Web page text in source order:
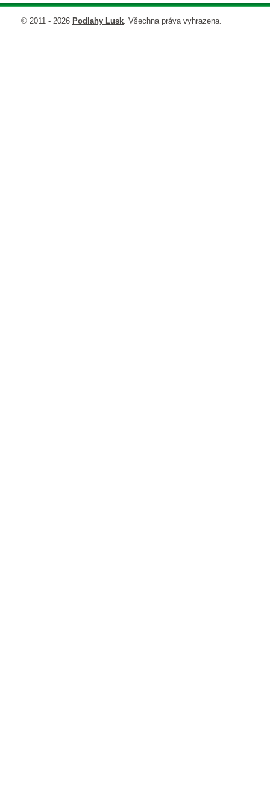
© 2011 - 2026 Podlahy Lusk. Všechna práva vyhrazena.